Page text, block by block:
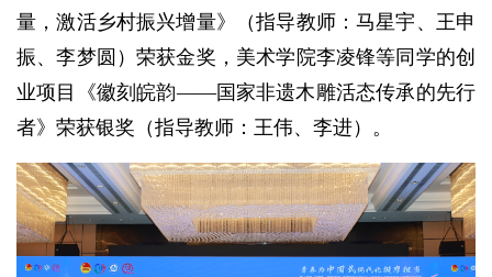
量，激活乡村振兴增量》（指导教师：马星宇、王申
振、李梦圆）荣获金奖，美术学院李凌锋等同学的创
业项目《徽刻皖韵——国家非遗木雕活态传承的先行
者》荣获银奖（指导教师：王伟、李进）。